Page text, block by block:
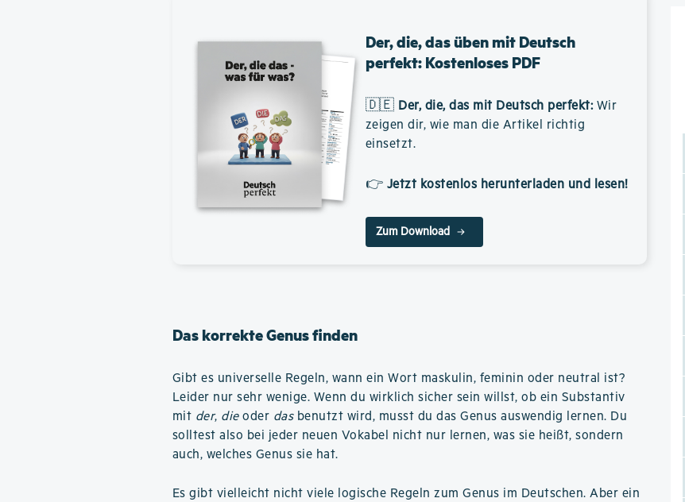
Der, die, das üben mit Deutsch
perfekt: Kostenloses PDF
🇩🇪 Der, die, das mit Deutsch perfekt: Wir
zeigen dir, wie man die Artikel richtig
einsetzt.
👉 Jetzt kostenlos herunterladen und lesen!
Zum Download
Das korrekte Genus finden
Gibt es universelle Regeln, wann ein Wort maskulin, feminin oder neutral ist?
Leider nur sehr wenige. Wenn du wirklich sicher sein willst, ob ein Substantiv
mit der, dieoder dasbenutzt wird, musst du das Genus auswendig lernen. Du
solltest also bei jeder neuen Vokabel nicht nur lernen, was sie heißt, sondern
auch, welches Genus sie hat.
Es gibt vielleicht nicht viele logische Regeln zum Genus im Deutschen. Aber ein